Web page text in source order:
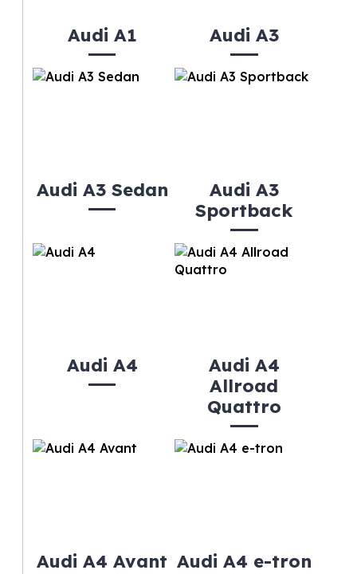
Audi A1 Audi A3
Audi A3 Sedan
Audi A3
Sportback
Audi A4
Audi A4
Allroad
Quattro
Audi A4 Avant Audi A4 e-tron